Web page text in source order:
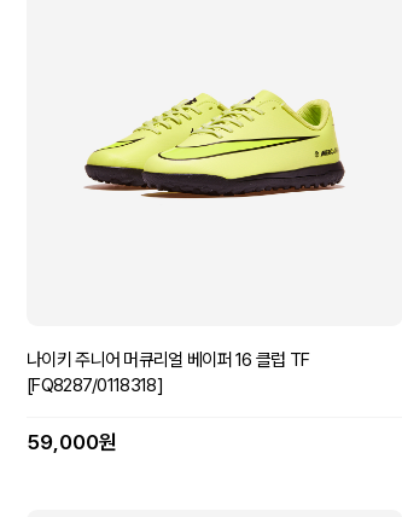
나이키 주니어 머큐리얼 베이퍼 16 클럽 TF
[FQ8287/0118318]
59,000원